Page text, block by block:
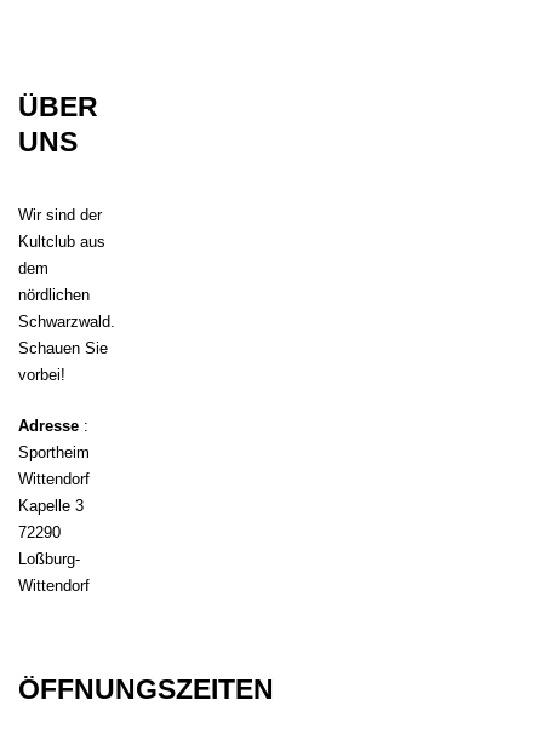
ÜBER
UNS
Wir sind der
Kultclub aus
dem
nördlichen
Schwarzwald.
Schauen Sie
vorbei!
Adresse :
Sportheim
Wittendorf
Kapelle 3
72290
Loßburg-
Wittendorf
ÖFFNUNGSZEITEN